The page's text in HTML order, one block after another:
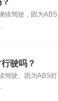
续驾驶，因为ABS
驶吗？
驾驶。因为ABS灯